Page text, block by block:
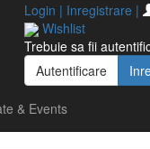
Login | Inregistrare |
Wishlist
Trebuie sa fii
Autentificare
& Events